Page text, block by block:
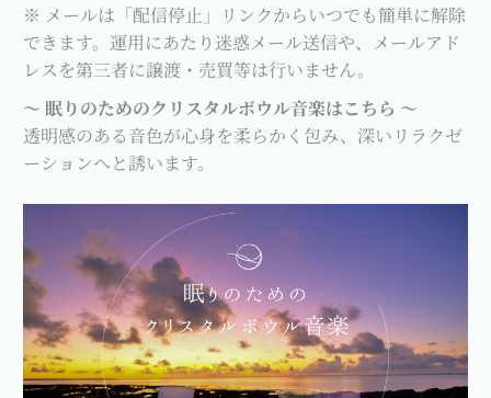
※ メールは「配信停止」リンクからいつでも簡単に解除
できます。運用にあたり迷惑メール送信や、メールアド
レスを第三者に譲渡・売買等は行いません。
～ 眠りのためのクリスタルボウル音楽はこちら ～
透明感のある音色が心身を柔らかく包み、深いリラクゼ
ーションへと誘います。